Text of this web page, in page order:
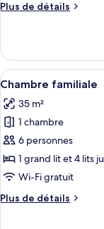
Chambre
double,
dans
l’édifice
annexe
(Star
Beach
City
Building)
Plus de détails
Plus
Chambre
économique
double,
l’édifice
annexe
(Star
Beach
City
Building)
Afficher
toutes
les
photos
pour
ce
type
chambre :
1
Chambre familiale
35 m²
1 chambre
6 personnes
1 grand lit et 4 lits
Wi-Fi gratuit
Plus de détails
Plus